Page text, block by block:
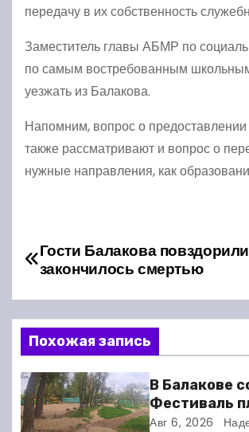
передачу в их собственность
Заместитель главы АБМР по
по самым востребованным школьным
уезжать из Балакова.
Напомним, вопрос о
также рассматривают и вопрос о
нужные направления, как
Н
в
и
г
а
Гости Балакова
закончилось смертью
Похожая запись
В Балакове
Фестиваль
волейбола
Авг 6, 2026